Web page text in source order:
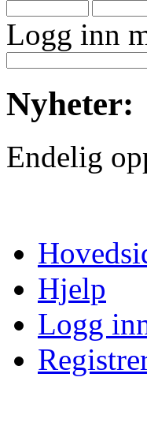
Logg inn
Nyheter:
Endelig
Hjelp
Logg